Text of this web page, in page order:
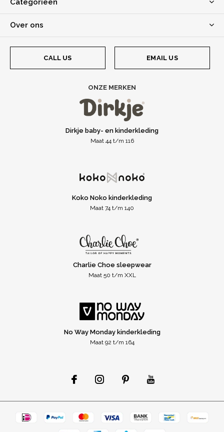
Categorieën
Over ons
CALL US EMAIL US
ONZE MERKEN
Dirkje baby- en kinderkleding
Maat 44 t/m 116
Koko Noko kinderkleding
Maat 74 t/m 140
Charlie Choe sleepwear
Maat 50 t/m XXL
No Way Monday kinderkleding
Maat 92 t/m 164